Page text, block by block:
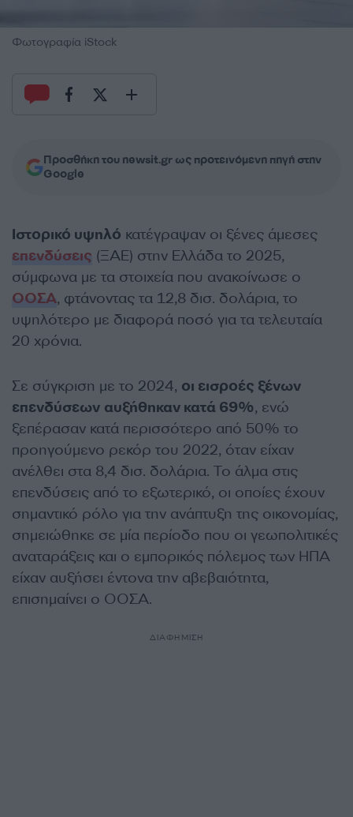
Φωτογραφία iStock
Προσθήκη του newsit.gr ως προτεινόμενη πηγή στην
Google
Ιστορικό υψηλό κατέγραψαν οι ξένες άμεσες
επενδύσεις (ΞΑΕ) στην Ελλάδα το 2025,
σύμφωνα με τα στοιχεία που ανακοίνωσε ο
ΟΟΣΑ, φτάνοντας τα 12,8 δισ. δολάρια, το
υψηλότερο με διαφορά ποσό για τα τελευταία
20 χρόνια.
Σε σύγκριση με το 2024, οι εισροές ξένων
επενδύσεων αυξήθηκαν κατά 69%, ενώ
ξεπέρασαν κατά περισσότερο από 50% το
προηγούμενο ρεκόρ του 2022, όταν είχαν
ανέλθει στα 8,4 δισ. δολάρια. Το άλμα στις
επενδύσεις από το εξωτερικό, οι οποίες έχουν
σημαντικό ρόλο για την ανάπτυξη της οικονομίας,
σημειώθηκε σε μία περίοδο που οι γεωπολιτικές
αναταράξεις και ο εμπορικός πόλεμος των ΗΠΑ
είχαν αυξήσει έντονα την αβεβαιότητα,
επισημαίνει ο ΟΟΣΑ.
ΔΙΑΦΗΜΙΣΗ